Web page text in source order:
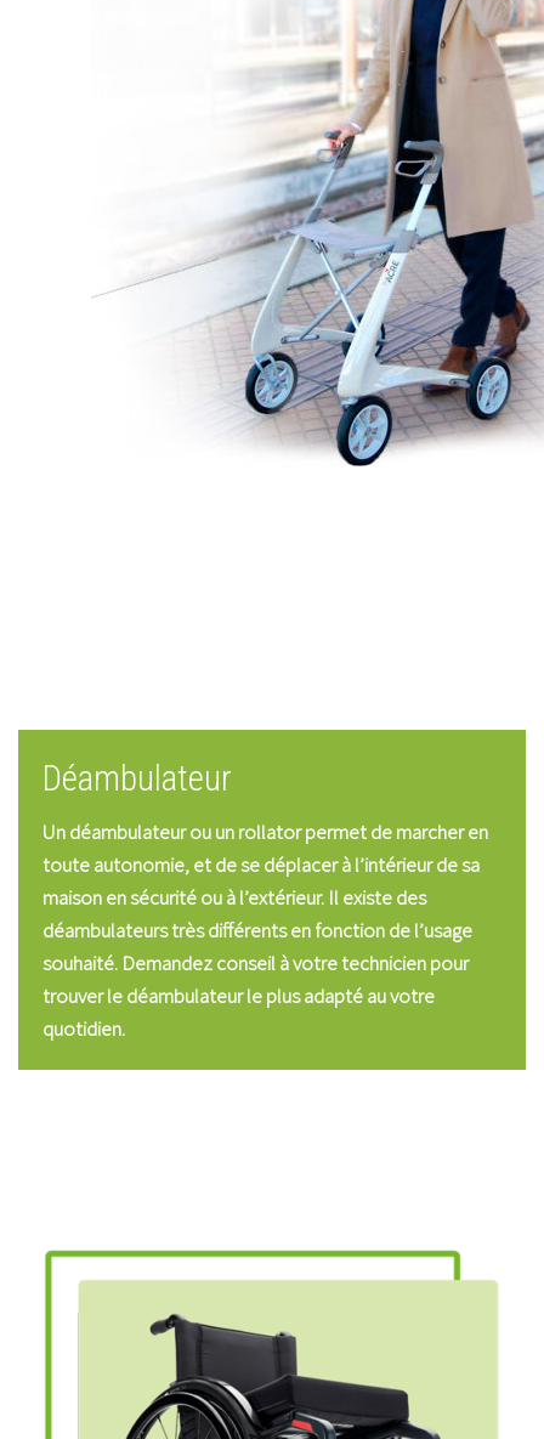
Déambulateur
Un déambulateur ou un rollator permet de marcher en
toute autonomie, et de se déplacer à l’intérieur de sa
maison en sécurité ou à l’extérieur. Il existe des
déambulateurs très différents en fonction de l’usage
souhaité. Demandez conseil à votre technicien pour
trouver le déambulateur le plus adapté au votre
quotidien.